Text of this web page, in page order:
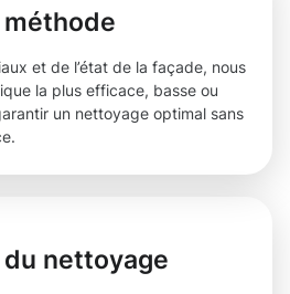
méthode
et de l’état de la façade, nous
la plus efficace, basse ou
un nettoyage optimal sans
nettoyage